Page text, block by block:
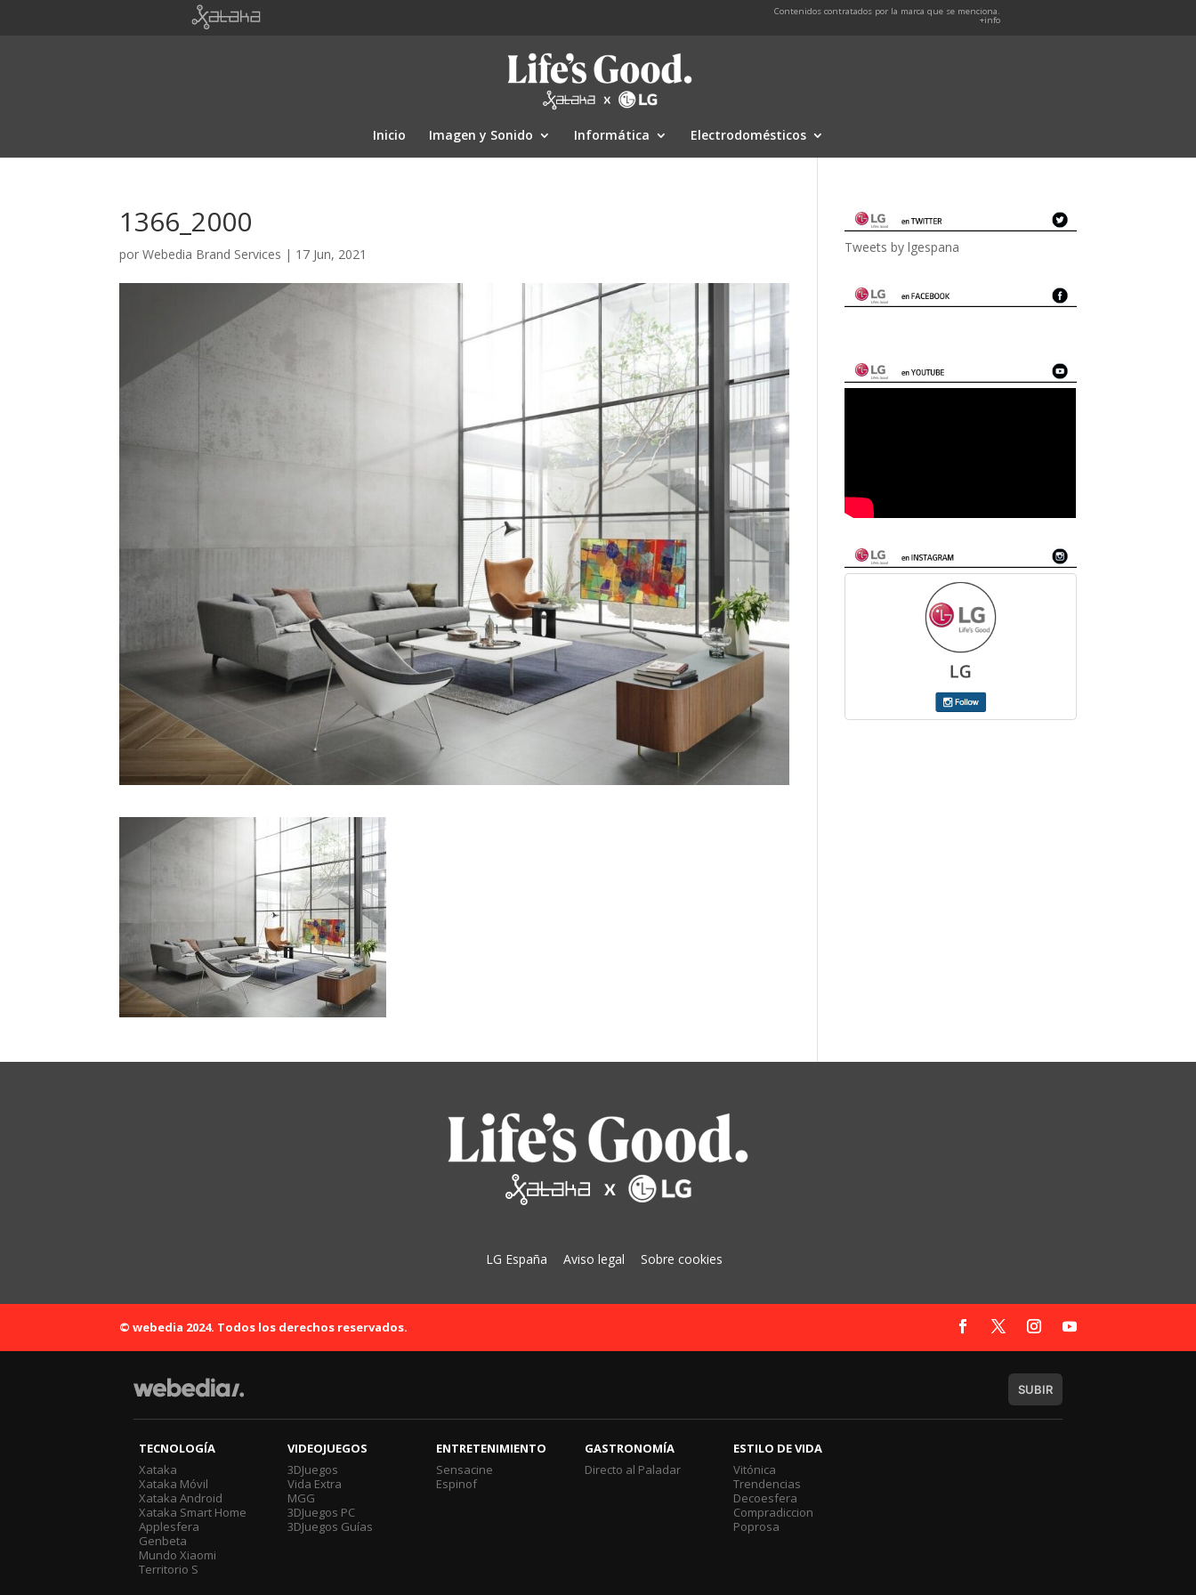
Contenidos contratados por la marca que se menciona.
+info
Inicio Imagen y Sonido Informática Electrodomésticos
1366_2000
porWebedia Brand Services | 17 Jun, 2021 Tweets by lgespana
LG España Aviso legal Sobre cookies
© webedia 2024. Todos los derechos reservados.
SUBIR
TECNOLOGÍA
Xataka
Xataka Móvil
Xataka Android
Xataka Smart Home
Applesfera
Genbeta
Mundo Xiaomi
Territorio S
VIDEOJUEGOS
3DJuegos
Vida Extra
MGG
3DJuegos PC
3DJuegos Guías
ENTRETENIMIENTO
Sensacine
Espinof
GASTRONOMÍA
Directo al Paladar
ESTILO DE VIDA
Vitónica
Trendencias
Decoesfera
Compradiccion
Poprosa